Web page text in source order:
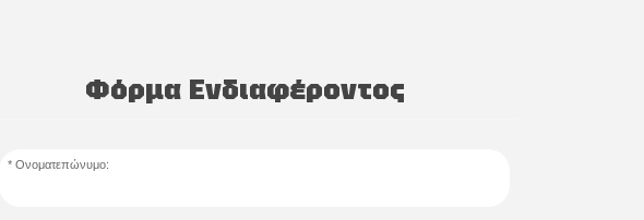
Φόρμα Ενδιαφέροντος
Ονοματεπώνυμο: